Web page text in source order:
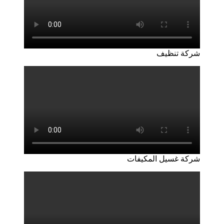
شركة تنظيف
شركة غسيل المكيفات